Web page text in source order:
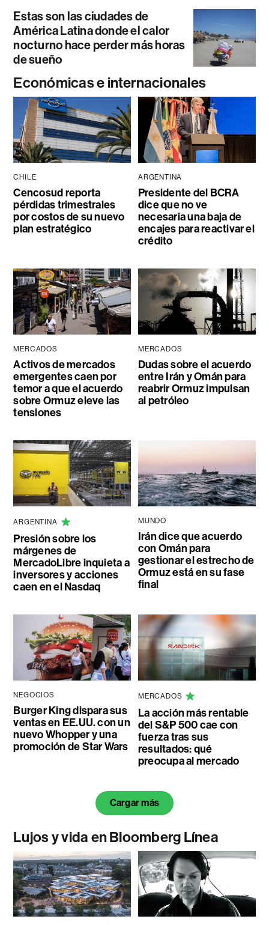
Estas son las ciudades de
América Latina donde el calor
nocturno hace perder más horas
de sueño
Económicas e internacionales
CHILE
Cencosud reporta
pérdidas trimestrales
por costos de su nuevo
plan estratégico
ARGENTINA
Presidente del BCRA
dice que no ve
necesaria una baja de
encajes para reactivar el
crédito
MERCADOS
Activos de mercados
emergentes caen por
temor a que el acuerdo
sobre Ormuz eleve las
tensiones
MERCADOS
Dudas sobre el acuerdo
entre Irán y Omán para
reabrir Ormuz impulsan
al petróleo
ARGENTINA
Presión sobre los
márgenes de
MercadoLibre inquieta a
inversores y acciones
caen en el Nasdaq
MUNDO
Irán dice que acuerdo
con Omán para
gestionar el estrecho de
Ormuz está en su fase
final
NEGOCIOS
Burger King dispara sus
ventas en EE.UU. con un
nuevo Whopper y una
promoción de Star Wars
MERCADOS
La acción más rentable
del S&P 500 cae con
fuerza tras sus
resultados: qué
preocupa al mercado
Cargar más
Lujos y vida en Bloomberg Línea